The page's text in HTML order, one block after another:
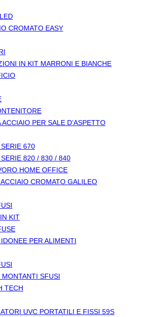
CROMATO EASY
IN KIT MARRONI E BIANCHE
ACCIAIO PER SALE D’ASPETTO
670
SERIE 820 / 830 / 840
HOME OFFICE
CROMATO GALILEO
KIT
PER ALIMENTI
SFUSI
TECH
UVC PORTATILI E FISSI 59S